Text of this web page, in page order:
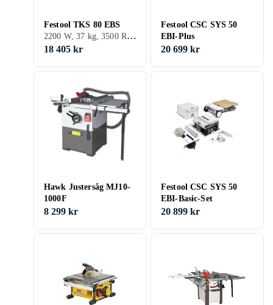
Festool TKS 80 EBS
2200 W, 37 kg, 3500 RPM
18 405 kr
Festool CSC SYS 50
EBI-Plus
20 699 kr
Hawk Justersåg MJ10-
1000F
8 299 kr
Festool CSC SYS 50
EBI-Basic-Set
20 899 kr